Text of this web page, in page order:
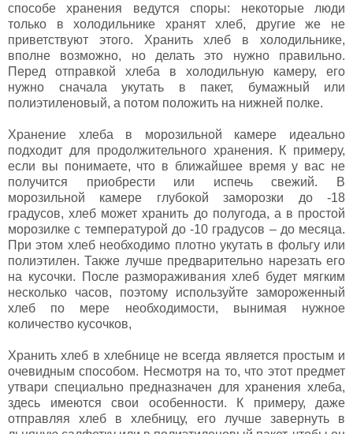
способе хранения ведутся споры: некоторые люди
только в холодильнике хранят хлеб, другие же не
приветствуют этого. Хранить хлеб в холодильнике,
вполне возможно, но делать это нужно правильно.
Перед отправкой хлеба в холодильную камеру, его
нужно сначала укутать в пакет, бумажный или
полиэтиленовый, а потом положить на нижней полке.
Хранение хлеба в морозильной камере идеально
подходит для продолжительного хранения. К примеру,
если вы понимаете, что в ближайшее время у вас не
получится приобрести или испечь свежий. В
морозильной камере глубокой заморозки до -18
градусов, хлеб может хранить до полугода, а в простой
морозилке с температурой до -10 градусов – до месяца.
При этом хлеб необходимо плотно укутать в фольгу или
полиэтилен. Также лучше предварительно нарезать его
на кусочки. После размораживания хлеб будет мягким
несколько часов, поэтому используйте замороженный
хлеб по мере необходимости, вынимая нужное
количество кусочков,
Хранить хлеб в хлебнице не всегда является простым и
очевидным способом. Несмотря на то, что этот предмет
утвари специально предназначен для хранения хлеба,
здесь имеются свои особенности. К примеру, даже
отправляя хлеб в хлебницу, его лучше завернуть в